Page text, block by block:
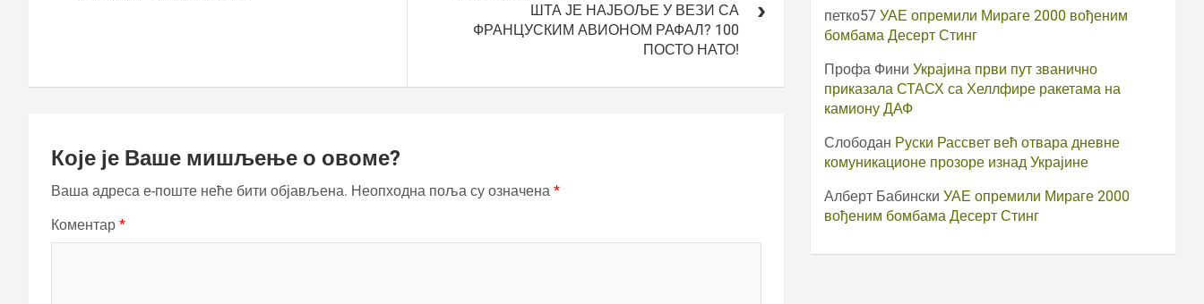
ШТА ЈЕ НАЈБОЉЕ У ВЕЗИ СА
ФРАНЦУСКИМ АВИОНОМ РАФАЛ? 100
ПОСТО НАТО!
Које је Ваше мишљење о овоме?
Ваша адреса е-поште неће бити објављена. Неопходна поља су означена *
Коментар *
петко57 УАЕ опремили Мираге 2000 вођеним
бомбама Десерт Стинг
Профа Фини Украјина први пут званично
приказала СТАСХ са Хеллфире ракетама на
камиону ДАФ
Слободан Руски Рассвет већ отвара дневне
комуникационе прозоре изнад Украјине
Алберт Бабински УАЕ опремили Мираге 2000
вођеним бомбама Десерт Стинг